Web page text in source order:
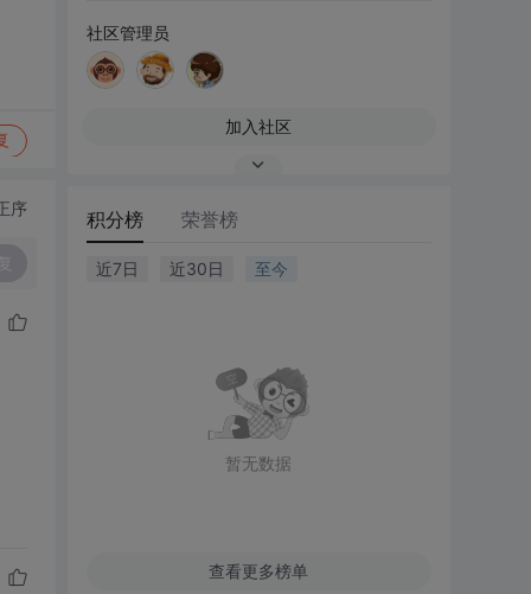
序
社区管理员
加入社区
积分榜 荣誉榜
近7日 近30日 至今
暂无数据
查看更多榜单